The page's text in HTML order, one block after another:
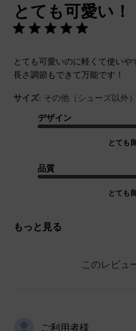
とても可愛い！
とても可愛いのに軽くて使いや
長さ調節もできて万能です！
サイズ: その他（シューズ以外）
デザイン
とても
品質
とても
もっと見る
このレビュ
ご利用者様